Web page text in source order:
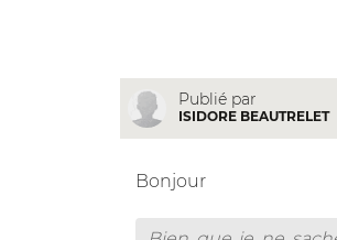
Publié par
ISIDORE BEAUTRELET
Bonjour